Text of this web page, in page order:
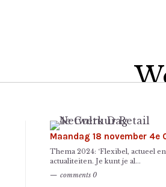
Maandag 18 november 4e
Thema 2024: ‘Flexibel, actueel
actualiteiten. Je kunt je al...
comments 0